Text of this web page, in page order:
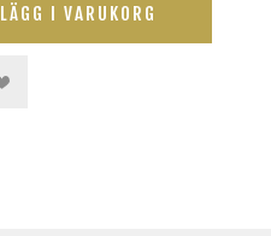
LÄGG I VARUKORG